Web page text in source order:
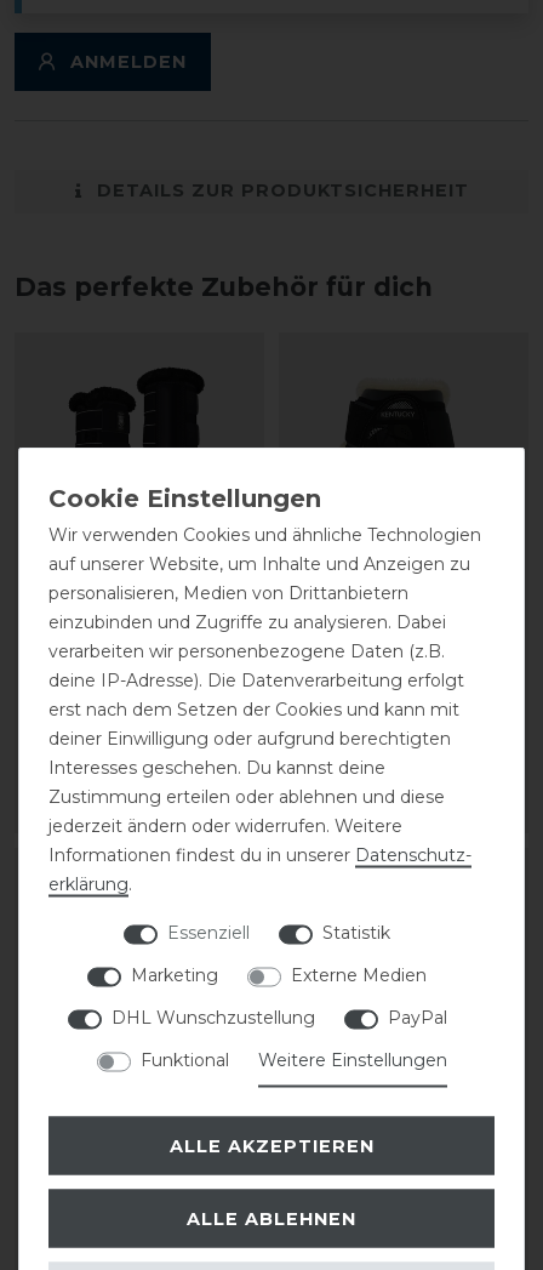
ANMELDEN
DETAILS ZUR PRODUKTSICHERHEIT
Das perfekte Zubehör für dich
hinten
209,90 € *
Paar
ARTIKEL MERKEN
Lammfell Streichkappe
BAMBOO für Jungpferde
104,99 € *
1 Paar
Protection Lammfell
Streichkappen
59,95 € *
Opera Front
statt 151,90 €
106,33 € *
Wir verwenden Cookies und ähnliche Technologien
auf unserer Website, um Inhalte und Anzeigen zu
personalisieren, Medien von Drittanbietern
einzubinden und Zugriffe zu analysieren. Dabei
verarbeiten wir personenbezogene Daten (z.B.
deine IP-Adresse). Die Datenverarbeitung erfolgt
erst nach dem Setzen der Cookies und kann mit
deiner Einwilligung oder aufgrund berechtigten
Interesses geschehen. Du kannst deine
Zustimmung erteilen oder ablehnen und diese
jederzeit ändern oder widerrufen. Weitere
Informationen findest du in unserer Daten­schutz­
erklärung.
Essenziell
Statistik
Marketing
Externe Medien
DHL Wunschzustellung
PayPal
Funktional
Weitere Einstellungen
ALLE AKZEPTIEREN
ALLE ABLEHNEN